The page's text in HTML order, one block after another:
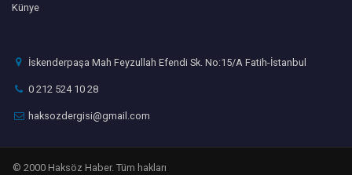
Künye
İskenderpaşa Mah Feyzullah Efendi Sk. No:15/A Fatih-İstanbul
0 212 524 10 28
haksozdergisi@gmail.com
© 2000 Haksöz Haber. Tüm hakları